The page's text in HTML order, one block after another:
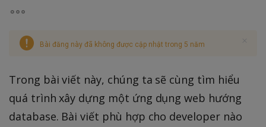
Bài đăng này đã không được cập nhật trong 5 năm
Trong bài viết này, chúng ta sẽ cùng tìm hiểu
quá trình xây dựng một ứng dụng web hướng
database. Bài viết phù hợp cho developer nào